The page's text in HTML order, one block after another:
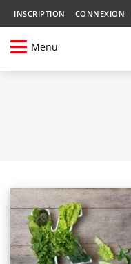
INSCRIPTION CONNEXION
Menu